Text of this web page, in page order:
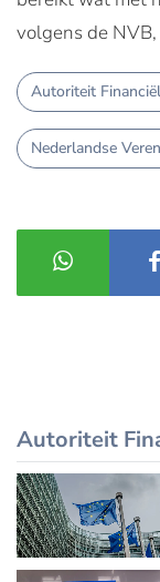
volgens de
Autoriteit
Nederlandse
Autoriteit